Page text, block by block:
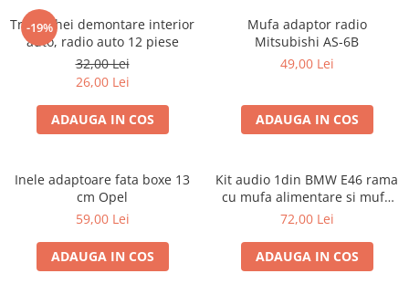
-19%
Trusa chei demontare interior
auto, radio auto 12 piese
32,00 Lei
26,00 Lei
ADAUGA IN COS
Mufa adaptor radio
Mitsubishi AS-6B
49,00 Lei
ADAUGA IN COS
Inele adaptoare fata boxe 13
cm Opel
59,00 Lei
ADAUGA IN COS
Kit audio 1din BMW E46 rama
cu mufa alimentare si mufa
antena
72,00 Lei
ADAUGA IN COS